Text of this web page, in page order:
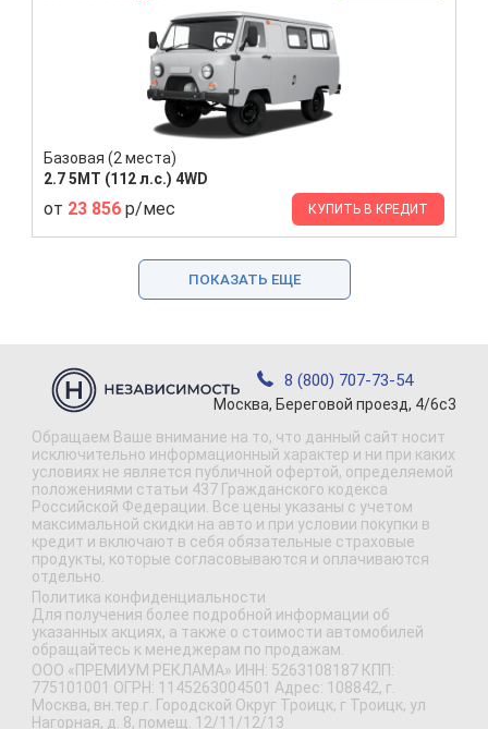
Базовая (2 места)
2.7 5MT (112 л.с.) 4WD
от 23 856 р/мес КУПИТЬ В КРЕДИТ
ПОКАЗАТЬ ЕЩЕ
8 (800) 707-73-54
Москва, Береговой проезд, 4/6с3
Обращаем Ваше внимание на то, что данный сайт носит
исключительно информационный характер и ни при каких
условиях не является публичной офертой, определяемой
положениями статьи 437 Гражданского кодекса
Российской Федерации. Все цены указаны с учетом
максимальной скидки на авто и при условии покупки в
кредит и включают в себя обязательные страховые
продукты, которые согласовываются и оплачиваются
отдельно.
Политика конфиденциальности
Для получения более подробной информации об
указанных акциях, а также о стоимости автомобилей
обращайтесь к менеджерам по продажам.
ООО «ПРЕМИУМ РЕКЛАМА» ИНН: 5263108187 КПП:
775101001 ОГРН: 1145263004501 Адрес: 108842, г.
Москва, вн.тер.г. Городской Округ Троицк, г Троицк, ул
Нагорная, д. 8, помещ. 12/11/12/13